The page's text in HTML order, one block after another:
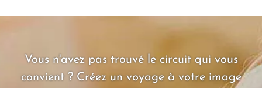
Vous n'avez pas trouvé le circuit qui vous
convient ? Créez un voyage à votre image